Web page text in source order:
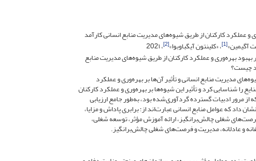
و عملکرد کارکنان از طریق شیوه‌های مدیریت منابع انسانی کارآمد
آگیمین»[1] ، «کلینتون آیگباوبوا»[2] ، 202۱
بهبود بهره‌وری و عملکرد کارکنان از طریق شیوه‌های مدیریت منابع
چیست؟
مدیریت منابع انسانی و تأثیر آن‌ها بر بهره‌وری و عملکرد
را شناسایی کرد و تأثیر این شیوه‌ها بر بهره‌وری و عملکرد کارکنان
از مرور ادبیات گسترده گردآوری‌شده بود، به‌طور جامع ارزیابی
داد که عوامل منابع انسانی عبارت‌اند از: برابری پاداش و مزایا،
شغلی چالش‌برانگیز، ارائه آموزش مؤثر، توسعه شغلی،
و عادلانه، مدیریت و فرصت‌های شغلی چالش‌برانگیز.